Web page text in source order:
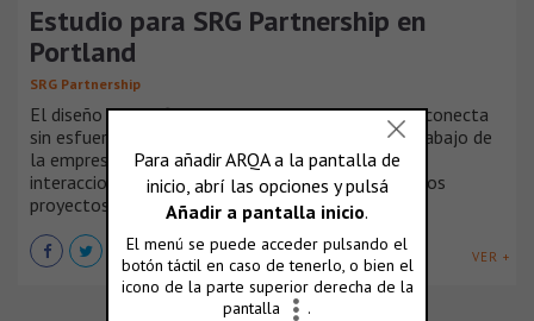
Estudio para SRG Partnership en
Portland
SRG Partnership
El diseño de la oficina de Portland de la empresa conecta
sin esfuerzo a las personas entre sí, esto es, el trabajo de
la empresa y sus recursos creativos, al fomentar
interacciones espontáneas y vistas accesibles de los
proyectos actuales.
VER +